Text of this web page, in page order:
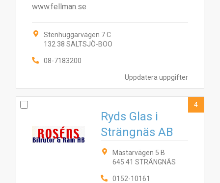
Uppdatera uppgifter
www.fellman.se
Stenhuggarvägen 7 C
132 38 SALTSJÖ-BOO
08-7183200
Ryds Glas i
Strängnäs AB
Mästarvägen 5 B
645 41 STRÄNGNÄS
0152-10161
4